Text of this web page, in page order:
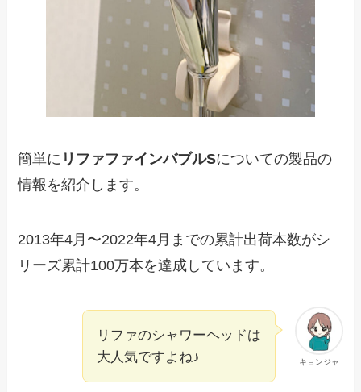
簡単に リファファインバブルSについての製品の
情報を紹介します。
2013年4月〜2022年4月までの累計出荷本数がシ
リーズ累計100万本を達成しています。
キョンジャ
リファのシャワーヘッドは
大人気ですよね♪